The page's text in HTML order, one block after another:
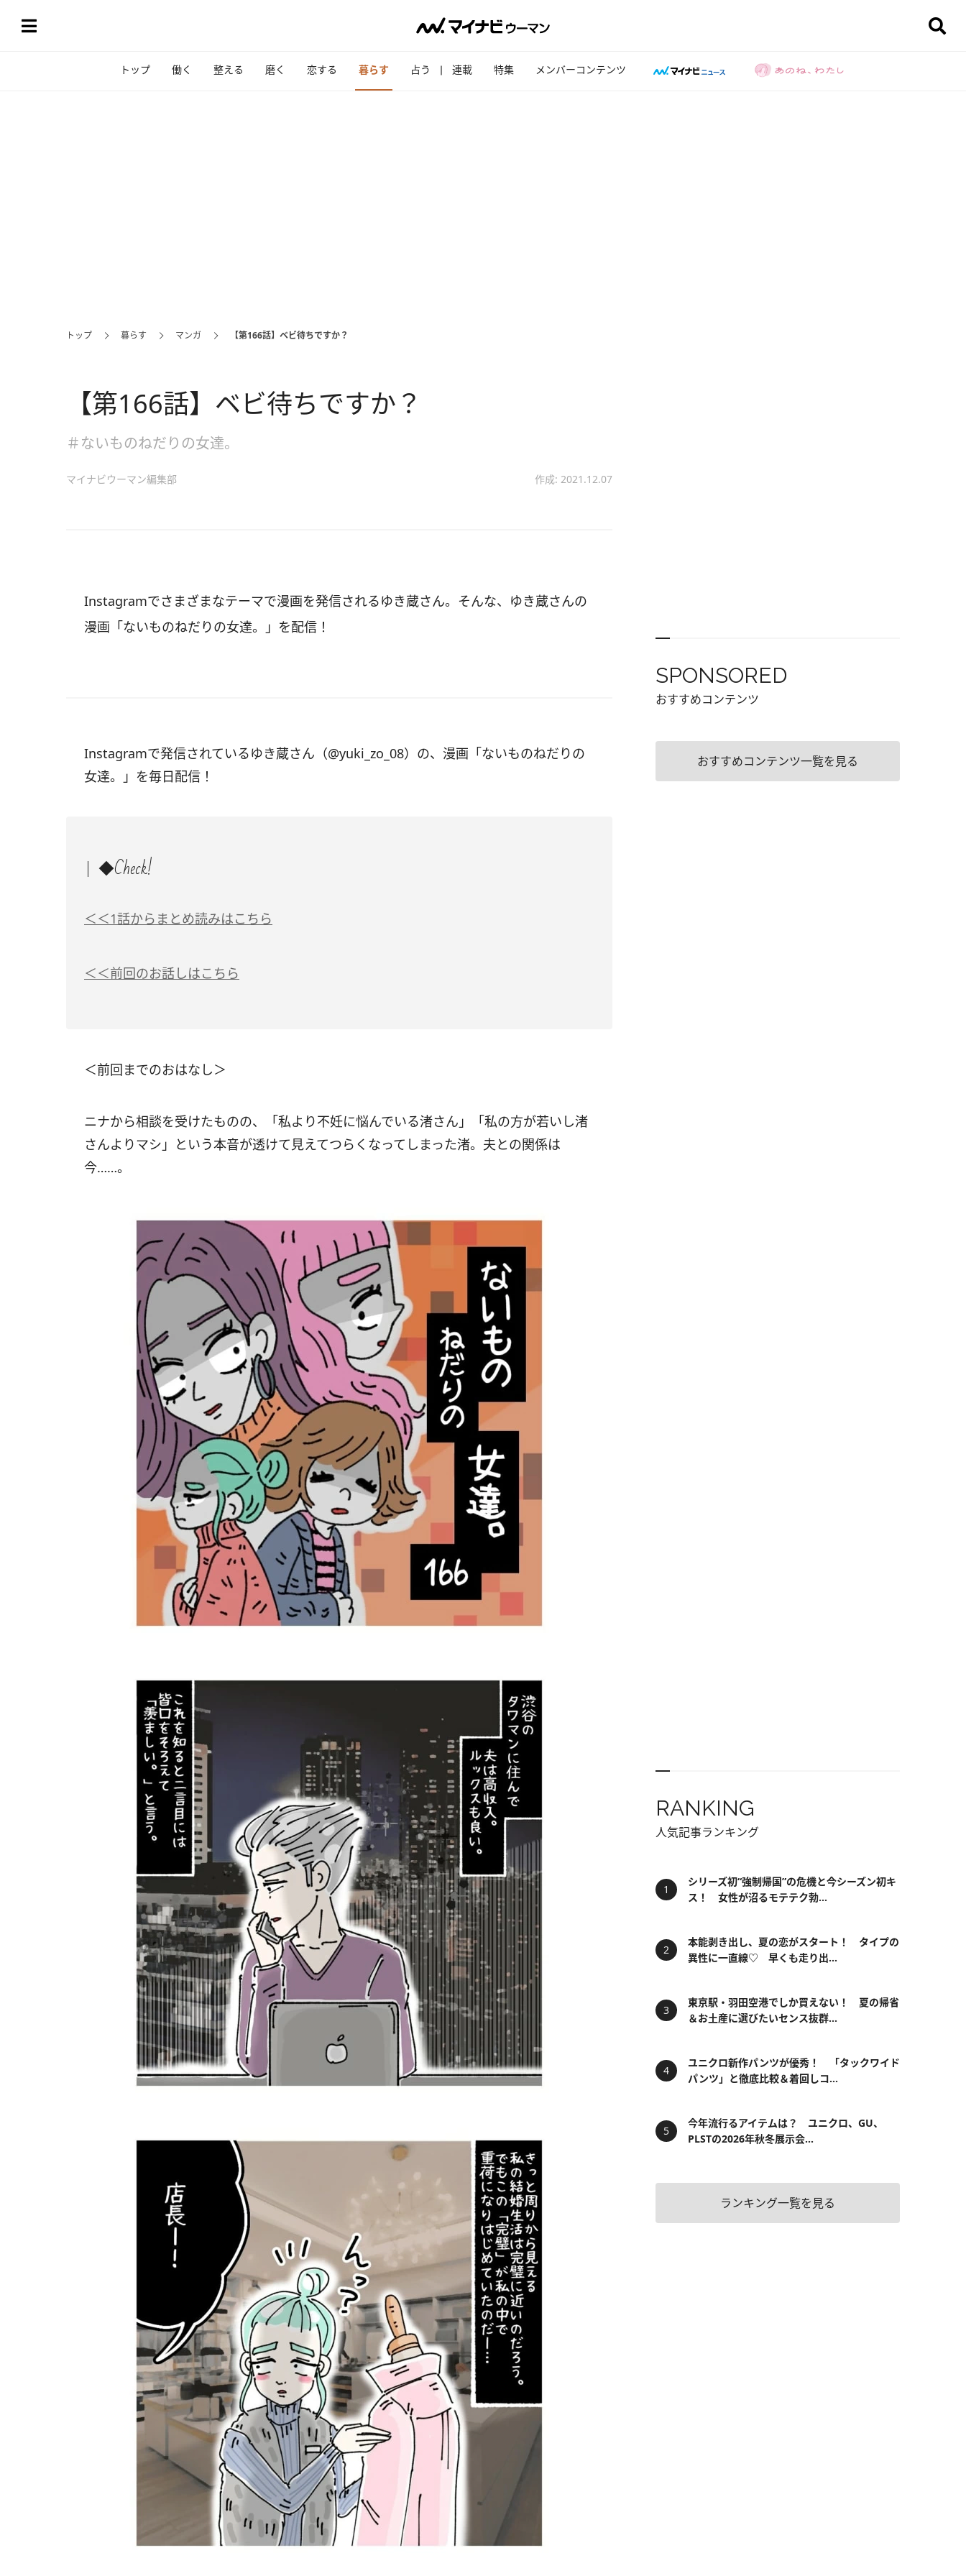
トップ 働く 整える 磨く 恋する 暮らす 占う 連載 特集 メンバーコンテンツ
トップ 暮らす マンガ 【第166話】ベビ待ちですか？
【第166話】ベビ待ちですか？
＃ないものねだりの女達。
マイナビウーマン編集部 作成: 2021.12.07
Instagramでさまざまなテーマで漫画を発信されるゆき蔵さん。そんな、ゆき蔵さんの
漫画「ないものねだりの女達。」を配信！
Instagramで発信されているゆき蔵さん（@yuki_zo_08）の、漫画「ないものねだりの
女達。」を毎日配信！
◆Check!
＜＜1話からまとめ読みはこちら
＜＜前回のお話しはこちら
＜前回までのおはなし＞
ニナから相談を受けたものの、「私より不妊に悩んでいる渚さん」「私の方が若いし渚
さんよりマシ」という本音が透けて見えてつらくなってしまった渚。夫との関係は
今……。
SPONSORED
おすすめコンテンツ
おすすめコンテンツ一覧を見る
RANKING
人気記事ランキング
シリーズ初“強制帰国”の危機と今シーズン初キ
ス！ 女性が沼るモテテク勃...
本能剥き出し、夏の恋がスタート！ タイプの
異性に一直線♡ 早くも走り出...
東京駅・羽田空港でしか買えない！ 夏の帰省
＆お土産に選びたいセンス抜群...
ユニクロ新作パンツが優秀！ 「タックワイド
パンツ」と徹底比較＆着回しコ...
今年流行るアイテムは？ ユニクロ、GU、
PLSTの2026年秋冬展示会...
ランキング一覧を見る